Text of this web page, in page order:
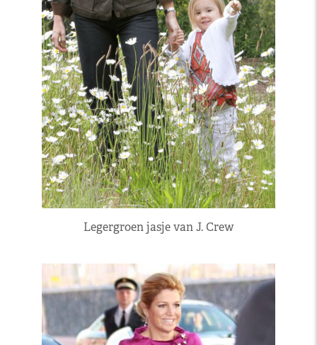
Legergroen jasje van J. Crew